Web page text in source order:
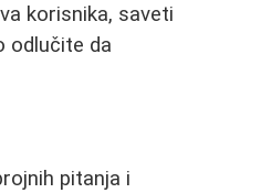
korisnika, saveti
odlučite da
pitanja i